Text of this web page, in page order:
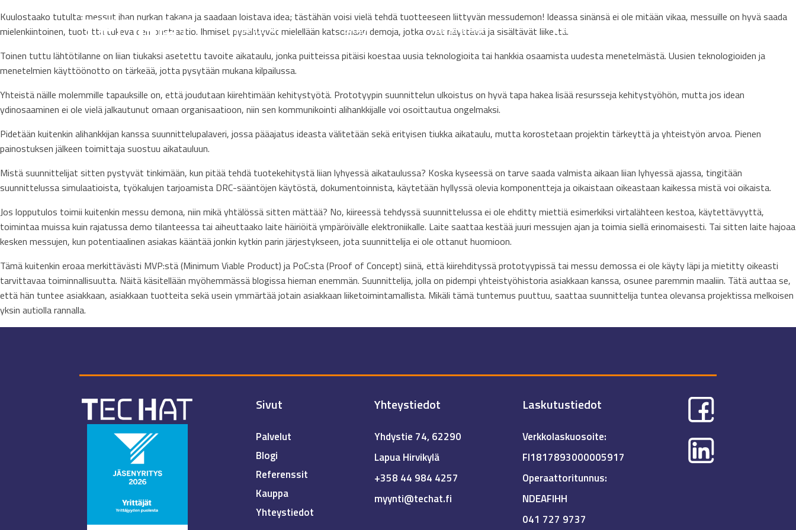
Palvelut Blogi Referenssit Kauppa
Kuulostaako tutulta: messut ihan nurkan takana ja saadaan loistava idea; tästähän voisi vielä tehdä tuotteeseen liittyvän messudemon! Ideassa sinänsä ei ole mitään vikaa, messuille on hyvä saada
mielenkiintoinen, tuotetta tukeva demonstraatio. Ihmiset pysähtyvät mielellään katsomaan demoja, jotka ovat näyttäviä ja sisältävät liikettä.
Toinen tuttu lähtötilanne on liian tiukaksi asetettu tavoite aikataulu, jonka puitteissa pitäisi koestaa uusia teknologioita tai hankkia osaamista uudesta menetelmästä. Uusien teknologioiden ja
menetelmien käyttöönotto on tärkeää, jotta pysytään mukana kilpailussa.
Yhteistä näille molemmille tapauksille on, että joudutaan kiirehtimään kehitystyötä. Prototyypin suunnittelun ulkoistus on hyvä tapa hakea lisää resursseja kehitystyöhön, mutta jos idean
ydinosaaminen ei ole vielä jalkautunut omaan organisaatioon, niin sen kommunikointi alihankkijalle voi osoittautua ongelmaksi.
Pidetään kuitenkin alihankkijan kanssa suunnittelupalaveri, jossa pääajatus ideasta välitetään sekä erityisen tiukka aikataulu, mutta korostetaan projektin tärkeyttä ja yhteistyön arvoa. Pienen
painostuksen jälkeen toimittaja suostuu aikatauluun.
Mistä suunnittelijat sitten pystyvät tinkimään, kun pitää tehdä tuotekehitystä liian lyhyessä aikataulussa? Koska kyseessä on tarve saada valmista aikaan liian lyhyessä ajassa, tingitään
suunnittelussa simulaatioista, työkalujen tarjoamista DRC-sääntöjen käytöstä, dokumentoinnista, käytetään hyllyssä olevia komponentteja ja oikaistaan oikeastaan kaikessa mistä voi oikaista.
Jos lopputulos toimii kuitenkin messu demona, niin mikä yhtälössä sitten mättää? No, kiireessä tehdyssä suunnittelussa ei ole ehditty miettiä esimerkiksi virtalähteen kestoa, käytettävyyttä,
toimintaa muissa kuin rajatussa demo tilanteessa tai aiheuttaako laite häiriöitä ympäröivälle elektroniikalle. Laite saattaa kestää juuri messujen ajan ja toimia siellä erinomaisesti. Tai sitten laite hajoaa
kesken messujen, kun potentiaalinen asiakas kääntää jonkin kytkin parin järjestykseen, jota suunnittelija ei ole ottanut huomioon.
Tämä kuitenkin eroaa merkittävästi MVP:stä (Minimum Viable Product) ja PoC:sta (Proof of Concept) siinä, että kiirehdityssä prototyypissä tai messu demossa ei ole käyty läpi ja mietitty oikeasti
tarvittavaa toiminnallisuutta. Näitä käsitellään myöhemmässä blogissa hieman enemmän. Suunnittelija, jolla on pidempi yhteistyöhistoria asiakkaan kanssa, osunee paremmin maaliin. Tätä auttaa se,
että hän tuntee asiakkaan, asiakkaan tuotteita sekä usein ymmärtää jotain asiakkaan liiketoimintamallista. Mikäli tämä tuntemus puuttuu, saattaa suunnittelija tuntea olevansa projektissa melkoisen
yksin autiolla rannalla.
Sivut
Palvelut
Blogi
Referenssit
Kauppa
Yhteystiedot
Yhteystiedot
Yhdystie 74, 62290
Lapua Hirvikylä
+358 44 984 4257
myynti@techat.fi
Laskutustiedot
Verkkolaskuosoite:
FI1817893000005917
Operaattoritunnus:
NDEAFIHH
041 727 9737